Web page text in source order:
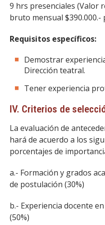
9 hrs presenciales (Valor
bruto mensual $390.000.-
Requisitos específicos:
Demostrar
Dirección teatral.
Tener experiencia
IV. Criterios de
La evaluación de
hará de acuerdo a los
porcentajes de
a.- Formación y grados
de postulación (30%)
b.- Experiencia docente
(50%)